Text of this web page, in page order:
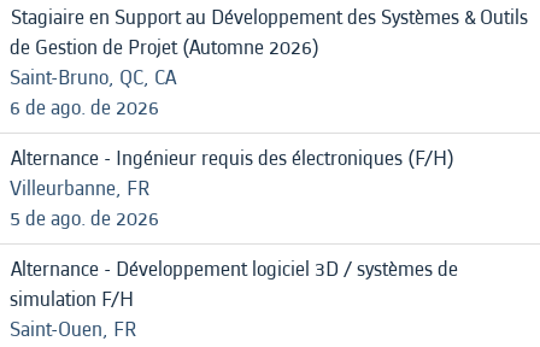
Stagiaire en Support au Développement des Systèmes & Outils
de Gestion de Projet (Automne 2026)
Saint-Bruno, QC, CA
6 de ago. de 2026
Alternance - Ingénieur requis des électroniques (F/H)
Villeurbanne, FR
5 de ago. de 2026
Alternance - Développement logiciel 3D / systèmes de
simulation F/H
Saint-Ouen, FR